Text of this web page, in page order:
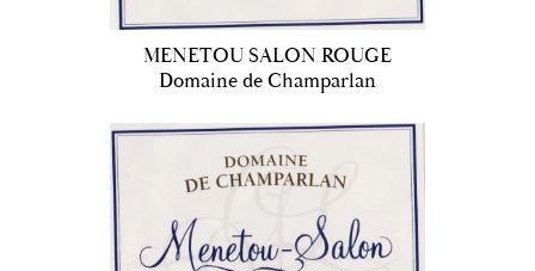
MENETOU SALON ROUGE
Domaine de Champarlan